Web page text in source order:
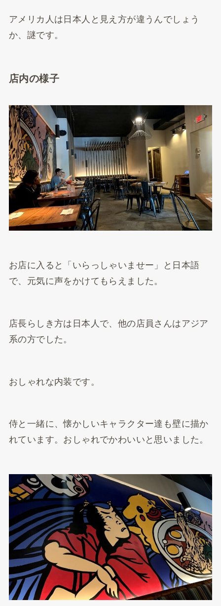
アメリカ人は日本人と見え方が違うんでしょう
か、謎です。
店内の様子
お店に入ると「いらっしゃいませー」と日本語
で、元気に声をかけてもらえました。
店長らしき方は日本人で、他の店員さんはアジア
系の方でした。
おしゃれな内装です。
侍と一緒に、懐かしいキャラクター達も壁に描か
れています。おしゃれでかわいいと思いました。